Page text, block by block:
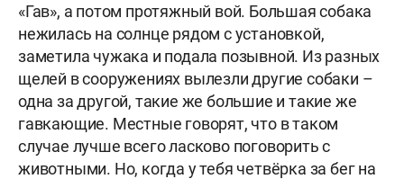
«Гав», а потом протяжный вой. Большая собака
нежилась на солнце рядом с установкой,
заметила чужака и подала позывной. Из разных
щелей в сооружениях вылезли другие собаки –
одна за другой, такие же большие и такие же
гавкающие. Местные говорят, что в таком
случае лучше всего ласково поговорить с
животными. Но, когда у тебя четвёрка за бег на